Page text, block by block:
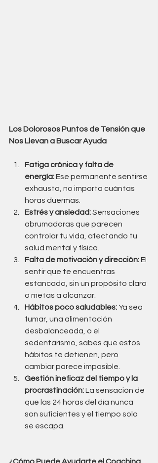
Los Dolorosos Puntos de Tensión que
Nos Llevan a Buscar Ayuda
Fatiga crónica y falta de
energía: Ese permanente sentirse
exhausto, no importa cuántas
horas duermas.
Estrés y ansiedad: Sensaciones
abrumadoras que parecen
controlar tu vida, afectando tu
salud mental y física.
Falta de motivación y dirección: El
sentir que te encuentras
estancado, sin un propósito claro
o metas a alcanzar.
Hábitos poco saludables: Ya sea
fumar, una alimentación
desbalanceada, o el
sedentarismo, sabes que estos
hábitos te detienen, pero
cambiar parece imposible.
Gestión ineficaz del tiempo y la
procrastinación: La sensación de
que las 24 horas del día nunca
son suficientes y el tiempo solo
se escapa.